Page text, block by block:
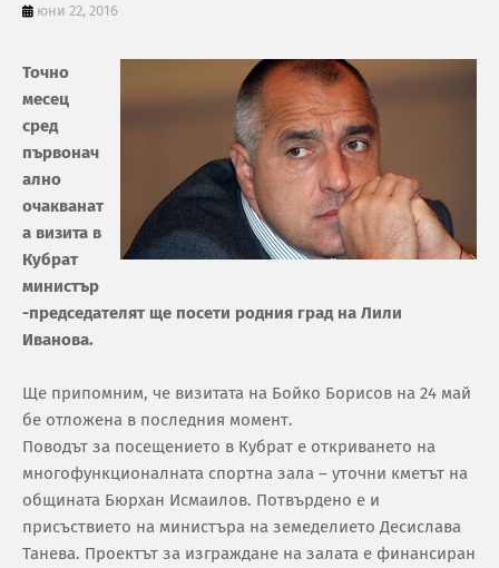
юни 22, 2016
Точно
месец
сред
първонач
ално
очакванат
а визита в
Кубрат
министър
-председателят ще посети родния град на Лили
Иванова.
Ще припомним, че визитата на Бойко Борисов на 24 май
бе отложена в последния момент.
Поводът за посещението в Кубрат е откриването на
многофункционалната спортна зала – уточни кметът на
общината Бюрхан Исмаилов. Потвърдено е и
присъствието на министъра на земеделието Десислава
Танева. Проектът за изграждане на залата е финансиран